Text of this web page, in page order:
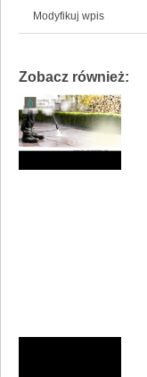
Modyfikuj wpis
Zobacz również: